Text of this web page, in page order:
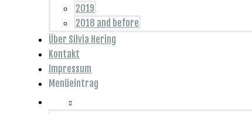
2019
2018 and before
Über Silvia Hering
Kontakt
Impressum
Menüeintrag